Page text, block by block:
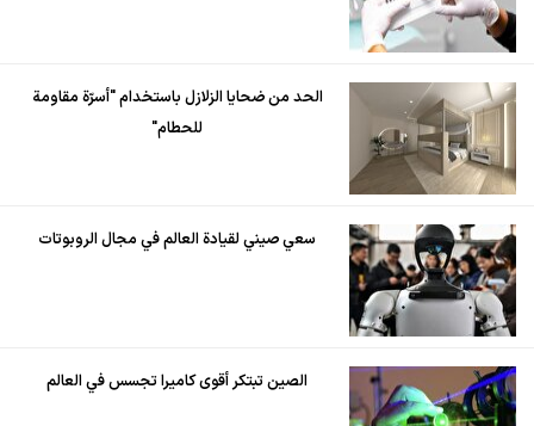
الحد من ضحايا الزلازل باستخدام "أسرّة مقاومة
للحطام"
سعي صيني لقيادة العالم في مجال الروبوتات
الصين تبتكر أقوى كاميرا تجسس في العالم